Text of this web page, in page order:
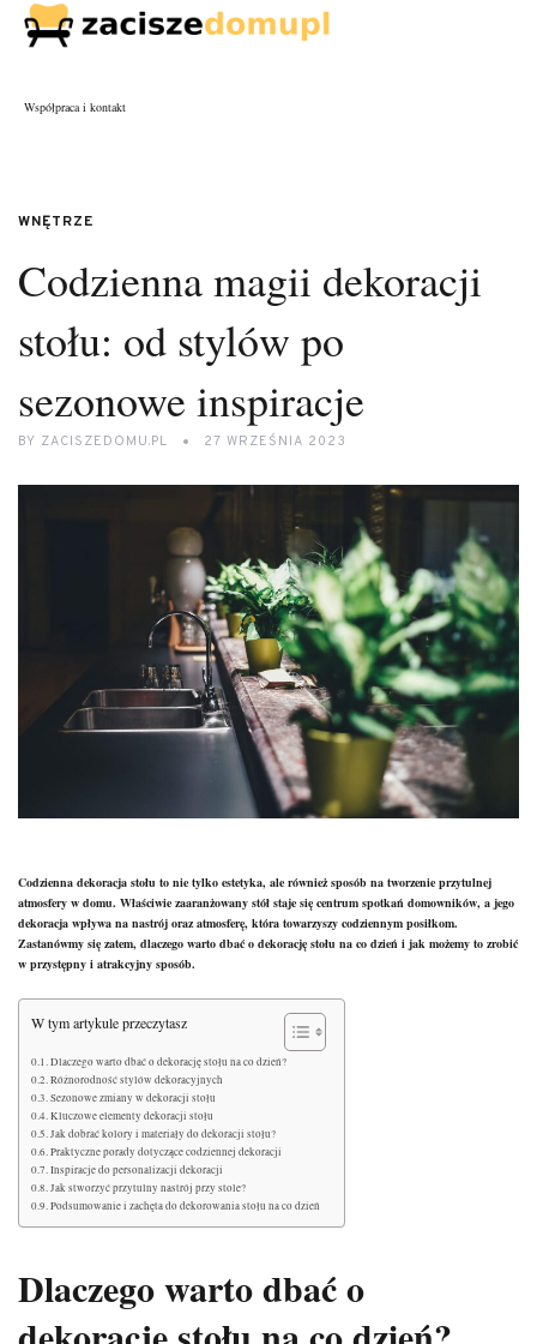
Współpraca i kontakt
WNĘTRZE
Codzienna magii dekoracji
stołu: od stylów po
sezonowe inspiracje
BY ZACISZEDOMU.PL 27 WRZEŚNIA 2023
Codzienna dekoracja stołu to nie tylko estetyka, ale również sposób na tworzenie przytulnej
atmosfery w domu. Właściwie zaaranżowany stół staje się centrum spotkań domowników, a jego
dekoracja wpływa na nastrój oraz atmosferę, która towarzyszy codziennym posiłkom.
Zastanówmy się zatem, dlaczego warto dbać o dekorację stołu na co dzień i jak możemy to zrobić
w przystępny i atrakcyjny sposób.
W tym artykule przeczytasz
Dlaczego warto dbać o dekorację stołu na co dzień?
Różnorodność stylów dekoracyjnych
Sezonowe zmiany w dekoracji stołu
Kluczowe elementy dekoracji stołu
Jak dobrać kolory i materiały do dekoracji stołu?
Praktyczne porady dotyczące codziennej dekoracji
Inspiracje do personalizacji dekoracji
Jak stworzyć przytulny nastrój przy stole?
Podsumowanie i zachęta do dekorowania stołu na co dzień
Dlaczego warto dbać o